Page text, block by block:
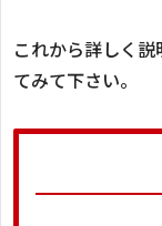
これから詳しく
てみて下さい。